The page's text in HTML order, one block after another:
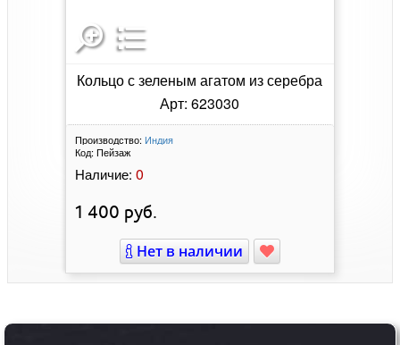
Кольцо с зеленым агатом из серебра
Арт: 623030
Производство: Индия
Код: Пейзаж
Наличие: 0
1 400 руб.
Нет в наличии